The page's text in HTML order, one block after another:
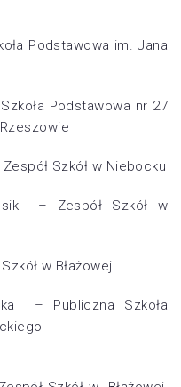
Podstawowa im. Jana
Podstawowa nr 27
Szkół w Niebocku
– Zespół Szkół w
w Błażowej
– Publiczna Szkoła